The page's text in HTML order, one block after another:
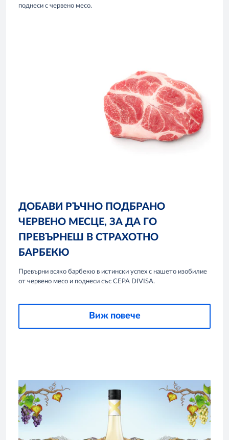
поднеси с червено месо.
ДОБАВИ РЪЧНО ПОДБРАНО
ЧЕРВЕНО МЕСЦЕ, ЗА ДА ГО
ПРЕВЪРНЕШ В СТРАХОТНО
БАРБЕКЮ
Превърни всяко барбекю в истински успех с нашето изобилие
от червено месо и поднеси със CEPA DIVISA.
Виж повече